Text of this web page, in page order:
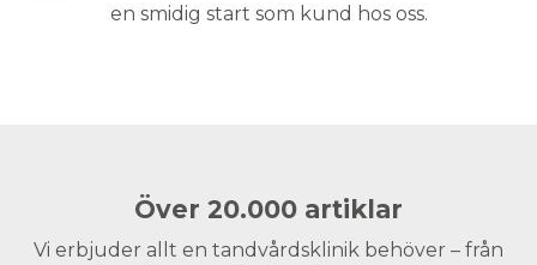
en smidig start som kund hos oss.
Över 20.000 artiklar
Vi erbjuder allt en tandvårdsklinik behöver – från